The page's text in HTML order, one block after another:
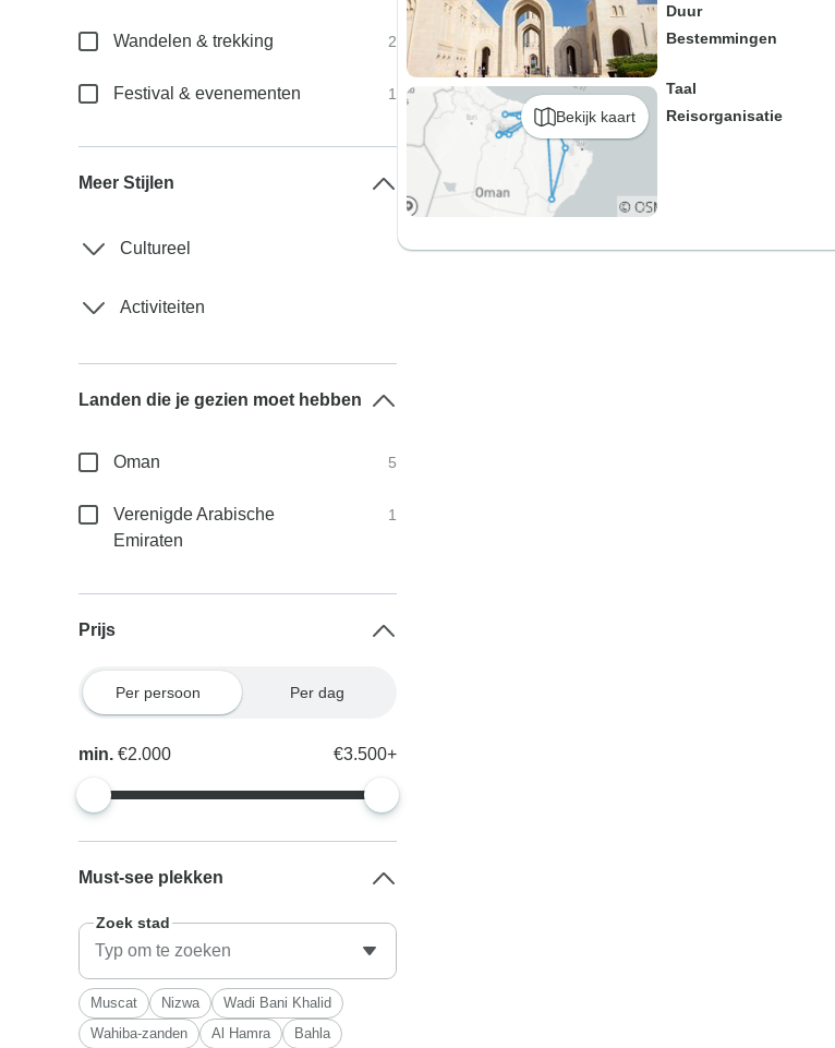
Bekijk kaart
Duur
Bestemmingen
Taal
Reisorganisatie
Wandelen & trekking 2
Festival & evenementen 1
Meer Stijlen
Cultureel
Activiteiten
Landen die je gezien moet hebben
Oman 5
Verenigde Arabische
Emiraten
1
Prijs
Per persoon Per dag
min.€2.000 €3.500+
Must-see plekken
Zoek stad
Muscat Nizwa
Wadi Bani Khalid
Wahiba-zanden
Al Hamra
Bahla